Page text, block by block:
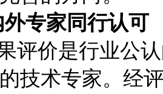
外专家同行认可
价是行业公认
技术专家。经